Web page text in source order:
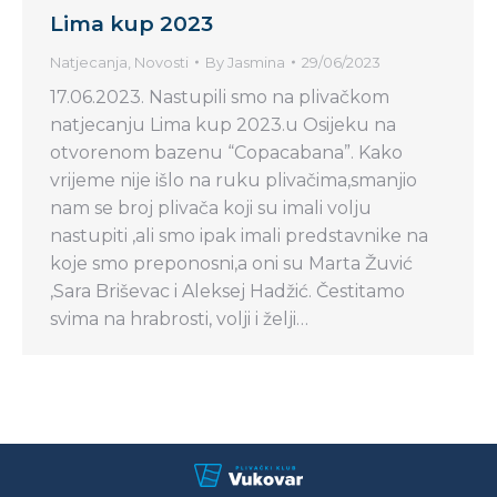
Lima kup 2023
Natjecanja Novosti ByJasmina 29/06/2023
17.06.2023. Nastupili smo na plivačkom
natjecanju Lima kup 2023.u Osijeku na
otvorenom bazenu “Copacabana”. Kako
vrijeme nije išlo na ruku plivačima,smanjio
nam se broj plivača koji su imali volju
nastupiti ,ali smo ipak imali predstavnike na
koje smo preponosni,a oni su Marta Žuvić
,Sara Briševac i Aleksej Hadžić. Čestitamo
svima na hrabrosti, volji i želji…